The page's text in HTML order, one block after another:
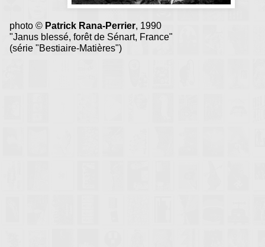
photo © Patrick Rana-Perrier, 1990
"Janus blessé, forêt de Sénart, France"
(série "Bestiaire-Matières")